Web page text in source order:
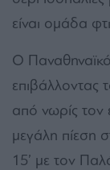
είναι ομάδα
Ο
επιβάλλοντας
από νωρίς τον
μεγάλη πίεση
15’ με τον